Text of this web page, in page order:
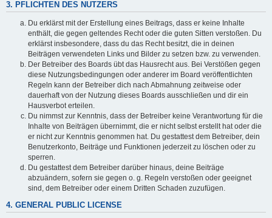
3. PFLICHTEN DES NUTZERS
Du erklärst mit der Erstellung eines Beitrags, dass er keine Inhalte
enthält, die gegen geltendes Recht oder die guten Sitten verstoßen. Du
erklärst insbesondere, dass du das Recht besitzt, die in deinen
Beiträgen verwendeten Links und Bilder zu setzen bzw. zu verwenden.
Der Betreiber des Boards übt das Hausrecht aus. Bei Verstößen gegen
diese Nutzungsbedingungen oder anderer im Board veröffentlichten
Regeln kann der Betreiber dich nach Abmahnung zeitweise oder
dauerhaft von der Nutzung dieses Boards ausschließen und dir ein
Hausverbot erteilen.
Du nimmst zur Kenntnis, dass der Betreiber keine Verantwortung für die
Inhalte von Beiträgen übernimmt, die er nicht selbst erstellt hat oder die
er nicht zur Kenntnis genommen hat. Du gestattest dem Betreiber, dein
Benutzerkonto, Beiträge und Funktionen jederzeit zu löschen oder zu
sperren.
Du gestattest dem Betreiber darüber hinaus, deine Beiträge
abzuändern, sofern sie gegen o. g. Regeln verstoßen oder geeignet
sind, dem Betreiber oder einem Dritten Schaden zuzufügen.
4. GENERAL PUBLIC LICENSE